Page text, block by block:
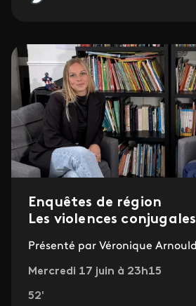
Enquêtes de région
Les violences conjugales
Présenté par Véronique Arnould
Mercredi 17 juin à 23h15
52'